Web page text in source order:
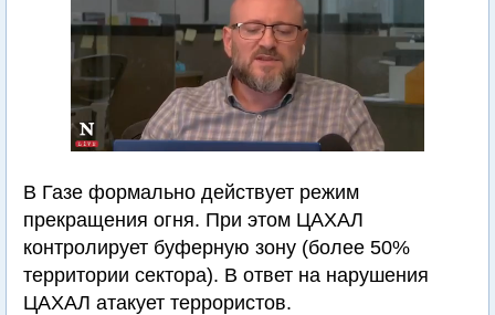
В Газе формально действует режим
прекращения огня. При этом ЦАХАЛ
контролирует буферную зону (более 50%
территории сектора). В ответ на нарушения
ЦАХАЛ атакует террористов.